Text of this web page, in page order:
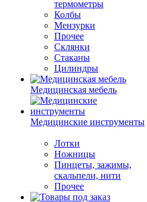
термометры
Колбы
Мензурки
Прочее
Склянки
Стаканы
Цилиндры
Медицинская мебель
Медицинские инструменты
Лотки
Ножницы
Пинцеты, зажимы,
скальпели, нити
Прочее